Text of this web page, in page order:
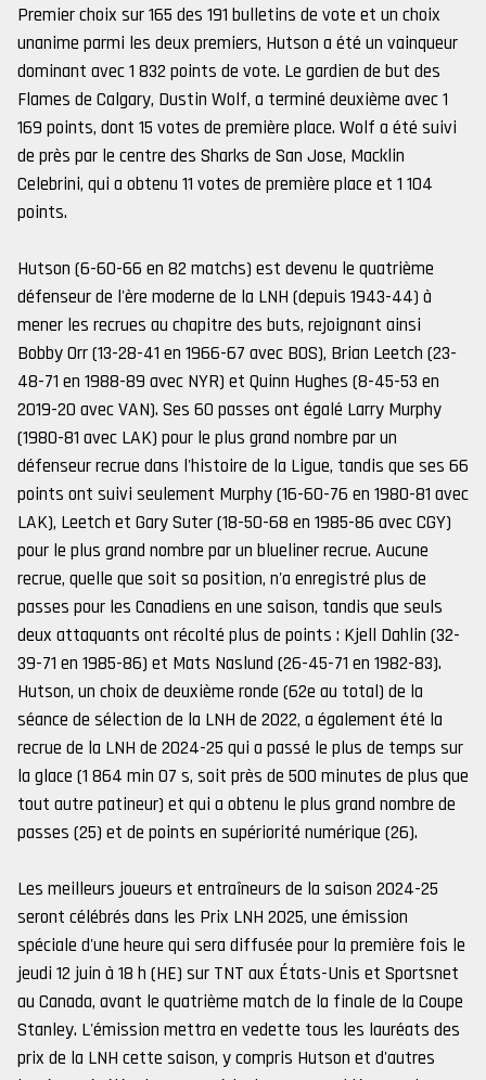
Premier choix sur 165 des 191 bulletins de vote et un choix
unanime parmi les deux premiers, Hutson a été un vainqueur
dominant avec 1 832 points de vote. Le gardien de but des
Flames de Calgary, Dustin Wolf, a terminé deuxième avec 1
169 points, dont 15 votes de première place. Wolf a été suivi
de près par le centre des Sharks de San Jose, Macklin
Celebrini, qui a obtenu 11 votes de première place et 1 104
points.
Hutson (6-60-66 en 82 matchs) est devenu le quatrième
défenseur de l'ère moderne de la LNH (depuis 1943-44) à
mener les recrues au chapitre des buts, rejoignant ainsi
Bobby Orr (13-28-41 en 1966-67 avec BOS), Brian Leetch (23-
48-71 en 1988-89 avec NYR) et Quinn Hughes (8-45-53 en
2019-20 avec VAN). Ses 60 passes ont égalé Larry Murphy
(1980-81 avec LAK) pour le plus grand nombre par un
défenseur recrue dans l'histoire de la Ligue, tandis que ses 66
points ont suivi seulement Murphy (16-60-76 en 1980-81 avec
LAK), Leetch et Gary Suter (18-50-68 en 1985-86 avec CGY)
pour le plus grand nombre par un blueliner recrue. Aucune
recrue, quelle que soit sa position, n'a enregistré plus de
passes pour les Canadiens en une saison, tandis que seuls
deux attaquants ont récolté plus de points : Kjell Dahlin (32-
39-71 en 1985-86) et Mats Naslund (26-45-71 en 1982-83).
Hutson, un choix de deuxième ronde (62e au total) de la
séance de sélection de la LNH de 2022, a également été la
recrue de la LNH de 2024-25 qui a passé le plus de temps sur
la glace (1 864 min 07 s, soit près de 500 minutes de plus que
tout autre patineur) et qui a obtenu le plus grand nombre de
passes (25) et de points en supériorité numérique (26).
Les meilleurs joueurs et entraîneurs de la saison 2024-25
seront célébrés dans les Prix LNH 2025, une émission
spéciale d'une heure qui sera diffusée pour la première fois le
jeudi 12 juin à 18 h (HE) sur TNT aux États-Unis et Sportsnet
au Canada, avant le quatrième match de la finale de la Coupe
Stanley. L'émission mettra en vedette tous les lauréats des
prix de la LNH cette saison, y compris Hutson et d'autres